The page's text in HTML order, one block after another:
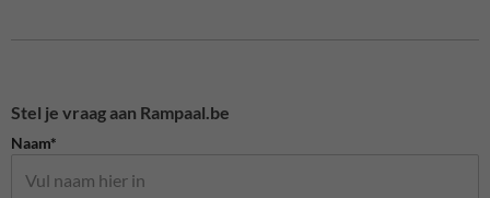
Stel je vraag aan Rampaal.be
Naam*